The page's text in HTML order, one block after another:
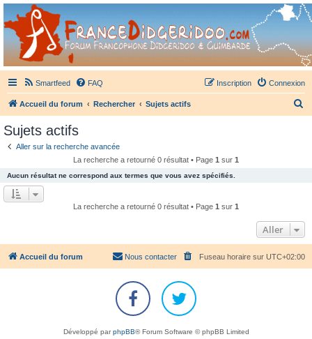
France Didgeridoo
Didgeridoo et Guimbarde sur France Didgeridoo - retrouvez la communauté.
Smartfeed FAQ Connexion
Inscription
Accueil du forum Rechercher Sujets actifs
h
e
r
Sujets actifs
Aller sur la recherche avancée
La recherche a retourné 0 résultat • Page 1 sur 1
Aucun résultat ne correspond aux termes que vous avez spécifiés.
La recherche a retourné 0 résultat • Page 1 sur 1
Aller
Accueil du forum Fuseau horaire sur UTC+02:00
Nous contacter
Développé parphpBB® Forum Software © phpBB Limited